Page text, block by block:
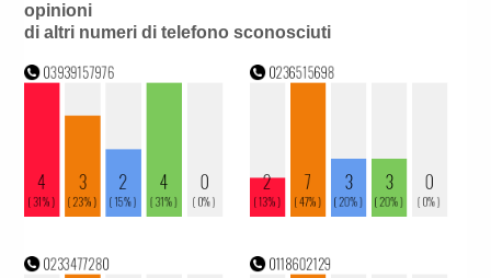
opinioni
di altri numeri di telefono sconosciuti